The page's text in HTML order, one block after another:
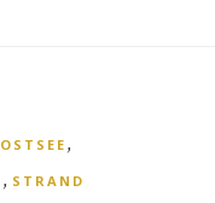
OSTSEE ,
, STRAND